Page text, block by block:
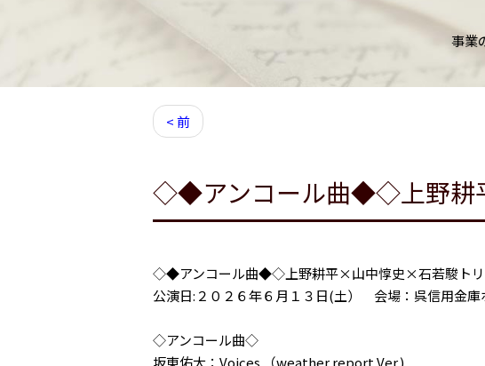
事業
< 前
◇◆アンコール曲◆◇上野耕
◇◆アンコール曲◆◇上野耕平×山中惇史×石若駿ト
公演日:２０２６年６月１３日(土） 会場：呉信用金庫
◇アンコール曲◇
坂東佑大：Voices （weather report Ver.)